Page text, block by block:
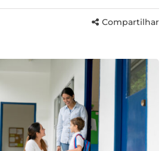
Compartilhar